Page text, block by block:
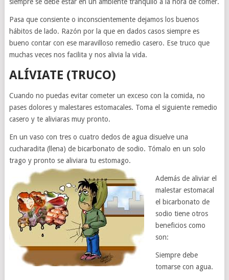
Pasa que consiente o inconscientemente dejamos los buenos
hábitos de lado. Razón por la que en dados casos siempre es
bueno contar con ese maravilloso remedio casero. Ese truco que
muchas veces nos facilita y nos alivia la vida.
ALÍVIATE (TRUCO)
Cuando no puedas evitar cometer un exceso con la comida, no
pases dolores y malestares estomacales. Toma el siguiente remedio
casero y te aliviaras muy pronto.
En un vaso con tres o cuatro dedos de agua disuelve una
cucharadita (llena) de bicarbonato de sodio. Tómalo en un solo
trago y pronto se aliviara tu estomago.
Además de aliviar el
malestar estomacal
el bicarbonato de
sodio tiene otros
beneficios como
son:
Siempre debe
tomarse con agua.